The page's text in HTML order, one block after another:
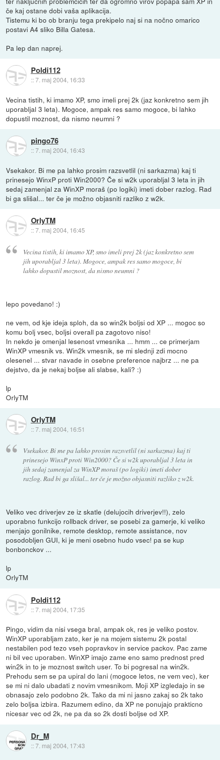
če kaj ostane dobi vaša aplikacija.
Tistemu ki bo ob branju tega prekipelo naj si na nočno omarico
postavi A4 sliko Billa Gatesa.
Pa lep dan naprej.
Poldi112
::7. maj 2004, 16:33
Vecina tistih, ki imamo XP, smo imeli prej 2k (jaz konkretno sem jih
uporabljal 3 leta). Mogoce, ampak res samo mogoce, bi lahko
dopustil moznost, da nismo neumni ?
pingo76
::7. maj 2004, 16:43
Vsekakor. Bi me pa lahko prosim razsvetlil (ni sarkazma) kaj ti
prinesejo WinxP proti Win2000? Če si w2k uporabljal 3 leta in jih
sedaj zamenjal za WinXP moraš (po logiki) imeti dober razlog. Rad
bi ga slišal... ter če je možno objasniti razliko z w2k.
OrlyTM
::7. maj 2004, 16:45
Vecina tistih, ki imamo XP, smo imeli prej 2k (jaz konkretno sem
jih uporabljal 3 leta). Mogoce, ampak res samo mogoce, bi
lahko dopustil moznost, da nismo neumni ?
lepo povedano! :)
ne vem, od kje ideja sploh, da so win2k boljsi od XP ... mogoc so
komu bolj vsec, boljsi overall pa zagotovo niso!
In nekdo je omenjal lesenost vmesnika ... hmm ... ce primerjam
WinXP vmesnik vs. Win2k vmesnik, se mi slednji zdi mocno
olesenel ... stvar navade in osebne preference najbrz ... ne pa
dejstvo, da je nekaj boljse ali slabse, kali? :)
lp
OrlyTM
OrlyTM
::7. maj 2004, 16:51
Vsekakor. Bi me pa lahko prosim razsvetlil (ni sarkazma) kaj ti
prinesejo WinxP proti Win2000? Če si w2k uporabljal 3 leta in
jih sedaj zamenjal za WinXP moraš (po logiki) imeti dober
razlog. Rad bi ga slišal... ter če je možno objasniti razliko z w2k.
Veliko vec driverjev ze iz skatle (delujocih driverjev!!), zelo
uporabno funkcijo rollback driver, se posebi za gamerje, ki veliko
menjajo gonilnike, remote desktop, remote assistance, nov
posodobljen GUI, ki je meni osebno hudo vsec! pa se kup
bonbonckov ...
lp
OrlyTM
Poldi112
::7. maj 2004, 17:35
Pingo, vidim da nisi vsega bral, ampak ok, res je veliko postov.
WinXP uporabljam zato, ker je na mojem sistemu 2k postal
nestabilen pod tezo vseh popravkov in service packov. Pac zame
ni bil vec uporaben. WinXP imajo zame eno samo prednost pred
win2k in to je moznost switch user. To bi pogresal na win2k.
Prehodu sem se pa upiral do lani (mogoce letos, ne vem vec), ker
se mi ni dalo ubadati z novim vmesnikom. Moji XP izgledajo in se
obnasajo zelo podobno 2k. Tako da mi ni jasno zakaj so 2k tako
zelo boljsa izbira. Razumem edino, da XP ne ponujajo prakticno
nicesar vec od 2k, ne pa da so 2k dosti boljse od XP.
Dr_M
::7. maj 2004, 17:43